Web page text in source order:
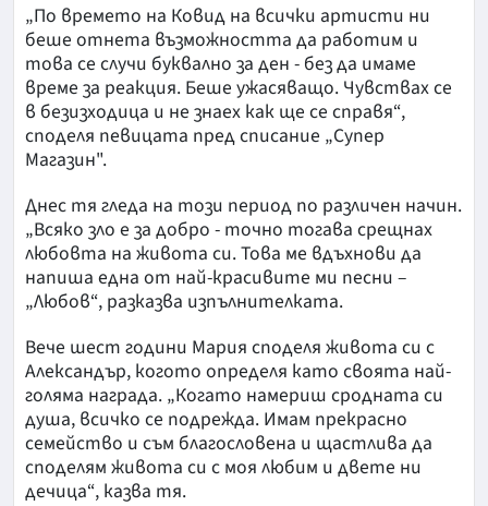
„По времето на Ковид на всички артисти ни
беше отнета възможността да работим и
това се случи буквално за ден - без да имаме
време за реакция. Беше ужасяващо. Чувствах се
в безизходица и не знаех как ще се справя“,
споделя певицата пред списание „Супер
Магазин".
Днес тя гледа на този период по различен начин.
„Всяко зло е за добро - точно тогава срещнах
любовта на живота си. Това ме вдъхнови да
напиша една от най-красивите ми песни –
„Любов“, разказва изпълнителката.
Вече шест години Мария споделя живота си с
Александър, когото определя като своята най-
голяма награда. „Когато намериш сродната си
душа, всичко се подрежда. Имам прекрасно
семейство и съм благословена и щастлива да
споделям живота си с моя любим и двете ни
дечица“, казва тя.